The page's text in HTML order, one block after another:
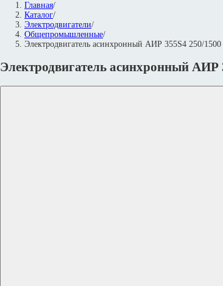
Главная/
Каталог/
Электродвигатели/
Общепромышленные/
Электродвигатель асинхронный АИР 355S4 250/
Электродвигатель асинхронный